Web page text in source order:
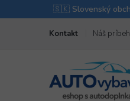
Kontakt Náš príbeh